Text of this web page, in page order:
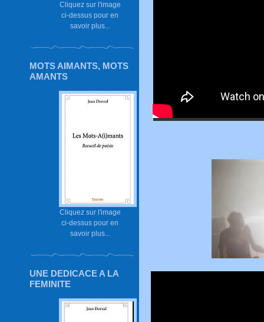
Cliquez sur l'image
ci-dessus pour en
savoir plus...
MOTS AIMANTS, MOTS
AMANTS
Cliquez sur l'image
ci-dessus pour en
savoir plus...
UNE DEDICACE A LA
FEMINITE